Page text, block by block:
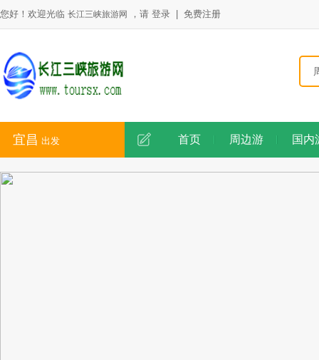
您好！欢迎光临 长江三峡旅游网 ，请 登录 免费注册
宜昌 出发 首页 周边游 国内